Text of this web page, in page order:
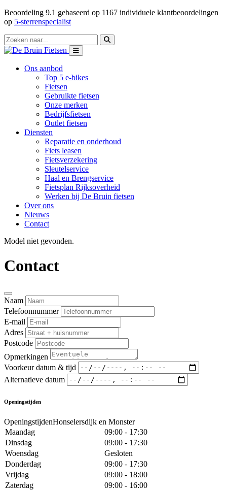
Beoordeling 9.1 gebaseerd op 1167 individuele klantbeoordelingen
op 5-sterrenspecialist
Ons aanbod
Top 5 e-bikes
Fietsen
Gebruikte fietsen
Onze merken
Bedrijfsfietsen
Outlet fietsen
Diensten
Reparatie en onderhoud
Fiets leasen
Fietsverzekering
Sleutelservice
Haal en Brengservice
Fietsplan Rijksoverheid
Werken bij De Bruin fietsen
Over ons
Nieuws
Contact
Model niet gevonden.
Contact
Naam
Telefoonnummer
E-mail
Adres
Postcode
Opmerkingen
Voorkeur datum & tijd
Alternatieve datum
Openingstijden
OpeningstijdenHonselersdijk en Monster
Maandag
09:00 - 17:30
Dinsdag
09:00 - 17:30
Woensdag
Gesloten
Donderdag
09:00 - 17:30
Vrijdag
09:00 - 18:00
Zaterdag
09:00 - 16:00